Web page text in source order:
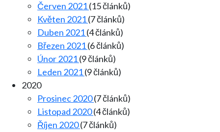
Červen 2021(15 článků)
Květen 2021(7 článků)
Duben 2021(4 článků)
Březen 2021(6 článků)
Únor 2021(9 článků)
Leden 2021(9 článků)
2020
Prosinec 2020(7 článků)
Listopad 2020(4 článků)
Říjen 2020(7 článků)